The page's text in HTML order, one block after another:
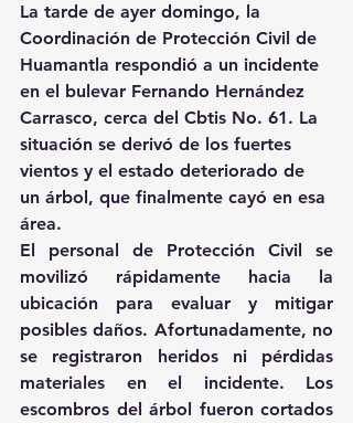
La tarde de ayer domingo, la
Coordinación de Protección Civil de
Huamantla respondió a un incidente
en el bulevar Fernando Hernández
Carrasco, cerca del Cbtis No. 61. La
situación se derivó de los fuertes
vientos y el estado deteriorado de
un árbol, que finalmente cayó en esa
área.
El personal de Protección Civil se
movilizó rápidamente hacia la
ubicación para evaluar y mitigar
posibles daños. Afortunadamente, no
se registraron heridos ni pérdidas
materiales en el incidente. Los
escombros del árbol fueron cortados